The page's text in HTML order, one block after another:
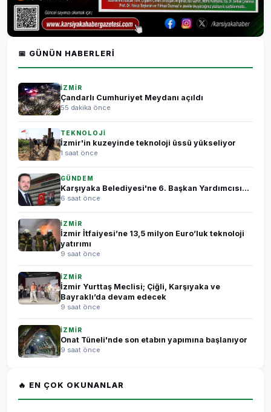
📅 GÜNÜN HABERLERI
İZMİR
Çandarlı Cumhuriyet Meydanı açıldı
55 dakika önce
TEKNOLOJİ
İzmir'in kuzeyinde teknoloji üssü yükseliyor
1 saat önce
GÜNDEM
Karşıyaka Belediyesi'ne 6. Başkan Yardımcısı...
6 saat önce
İZMİR
İzmir İtfaiyesi’ne 13,5 milyon Euro’luk teknoloji
yatırımı
9 saat önce
İZMİR
İzmir Yurttaş Meclisi; Çiğli, Karşıyaka ve
Bayraklı’da devam edecek
9 saat önce
İZMİR
Onat Tüneli'nde son etabın yapımına başlanıyor
9 saat önce
🔥 EN ÇOK OKUNANLAR